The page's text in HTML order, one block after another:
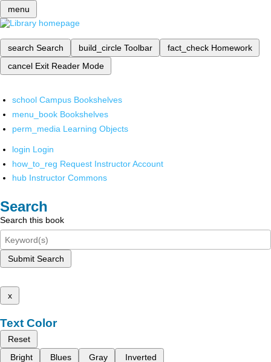
menu
search Search build_circle Toolbar fact_check Homework
cancel Exit Reader Mode
school Campus Bookshelves
menu_book Bookshelves
perm_media Learning Objects
login Login
how_to_reg Request Instructor Account
hub Instructor Commons
Search
Search this book
Submit Search
x
Text Color
Reset
Bright
Blues Gray Inverted